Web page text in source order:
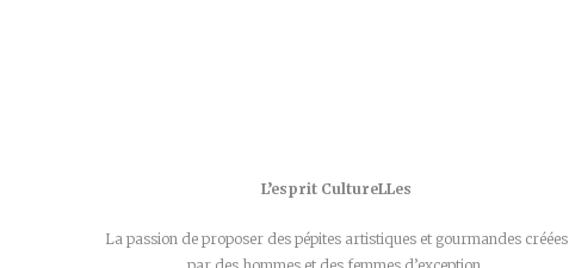
L’esprit CultureLLes
La passion de proposer des pépites artistiques et gourmandes créées